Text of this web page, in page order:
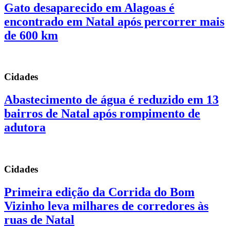
Gato desaparecido em Alagoas é
encontrado em Natal após percorrer mais
de 600 km
Cidades
Abastecimento de água é reduzido em 13
bairros de Natal após rompimento de
adutora
Cidades
Primeira edição da Corrida do Bom
Vizinho leva milhares de corredores às
ruas de Natal